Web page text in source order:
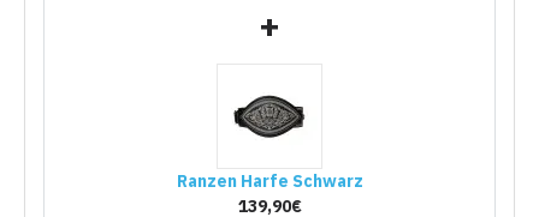
+
Ranzen Harfe Schwarz
139,90€